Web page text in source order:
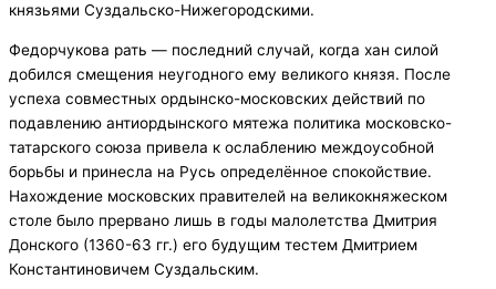
князьями Суздальско-Нижегородскими.
Федорчукова рать — последний случай, когда хан силой
добился смещения неугодного ему великого князя. После
успеха совместных ордынско-московских действий по
подавлению антиордынского мятежа политика московско-
татарского союза привела к ослаблению междоусобной
борьбы и принесла на Русь определённое спокойствие.
Нахождение московских правителей на великокняжеском
столе было прервано лишь в годы малолетства Дмитрия
Донского (1360-63 гг.) его будущим тестем Дмитрием
Константиновичем Суздальским.